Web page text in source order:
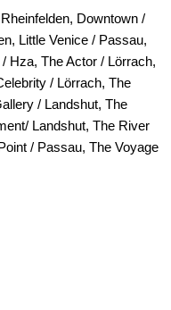
Downtown /
Little Venice / Passau,
Hza, The Actor / Lörrach,
/ Lörrach, The
/ Landshut, The
Landshut, The River
/ Passau, The Voyage